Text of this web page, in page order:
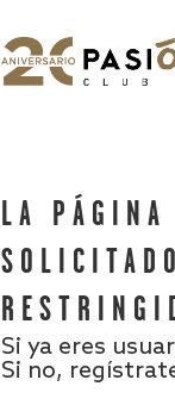
LA PÁGINA
Si ya eres
Si no,